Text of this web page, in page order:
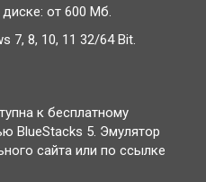
от 600 Мб.
7, 8, 10, 11 32/64 Bit.
к бесплатному
BlueStacks 5. Эмулятор
сайта или по ссылке